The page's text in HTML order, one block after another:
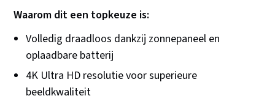
Waarom dit een topkeuze is:
Volledig draadloos dankzij zonnepaneel en
oplaadbare batterij
4K Ultra HD resolutie voor superieure
beeldkwaliteit